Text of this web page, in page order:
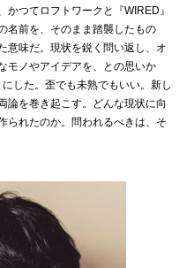
つてロフトワークと『WIRED』
名前を、そのまま踏襲したもの
意味だ。現状を鋭く問い返し、オ
モノやアイデアを、との思いか
した。歪でも未熟でもいい。新し
論を巻き起こす。どんな現状に向
られたのか。問われるべきは、そ